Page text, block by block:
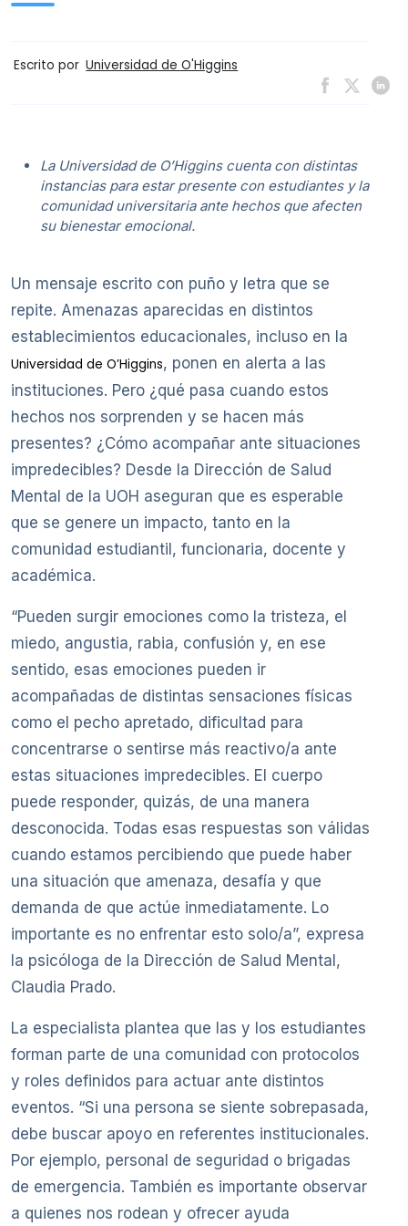
Escrito por Universidad de O'Higgins
La Universidad de O’Higgins cuenta con distintas
instancias para estar presente con estudiantes y la
comunidad universitaria ante hechos que afecten
su bienestar emocional.
Un mensaje escrito con puño y letra que se
repite. Amenazas aparecidas en distintos
establecimientos educacionales, incluso en la
Universidad de O’Higgins, ponen en alerta a las
instituciones. Pero ¿qué pasa cuando estos
hechos nos sorprenden y se hacen más
presentes? ¿Cómo acompañar ante situaciones
impredecibles? Desde la Dirección de Salud
Mental de la UOH aseguran que es esperable
que se genere un impacto, tanto en la
comunidad estudiantil, funcionaria, docente y
académica.
“Pueden surgir emociones como la tristeza, el
miedo, angustia, rabia, confusión y, en ese
sentido, esas emociones pueden ir
acompañadas de distintas sensaciones físicas
como el pecho apretado, dificultad para
concentrarse o sentirse más reactivo/a ante
estas situaciones impredecibles. El cuerpo
puede responder, quizás, de una manera
desconocida. Todas esas respuestas son válidas
cuando estamos percibiendo que puede haber
una situación que amenaza, desafía y que
demanda de que actúe inmediatamente. Lo
importante es no enfrentar esto solo/a”, expresa
la psicóloga de la Dirección de Salud Mental,
Claudia Prado.
La especialista plantea que las y los estudiantes
forman parte de una comunidad con protocolos
y roles definidos para actuar ante distintos
eventos. “Si una persona se siente sobrepasada,
debe buscar apoyo en referentes institucionales.
Por ejemplo, personal de seguridad o brigadas
de emergencia. También es importante observar
a quienes nos rodean y ofrecer ayuda